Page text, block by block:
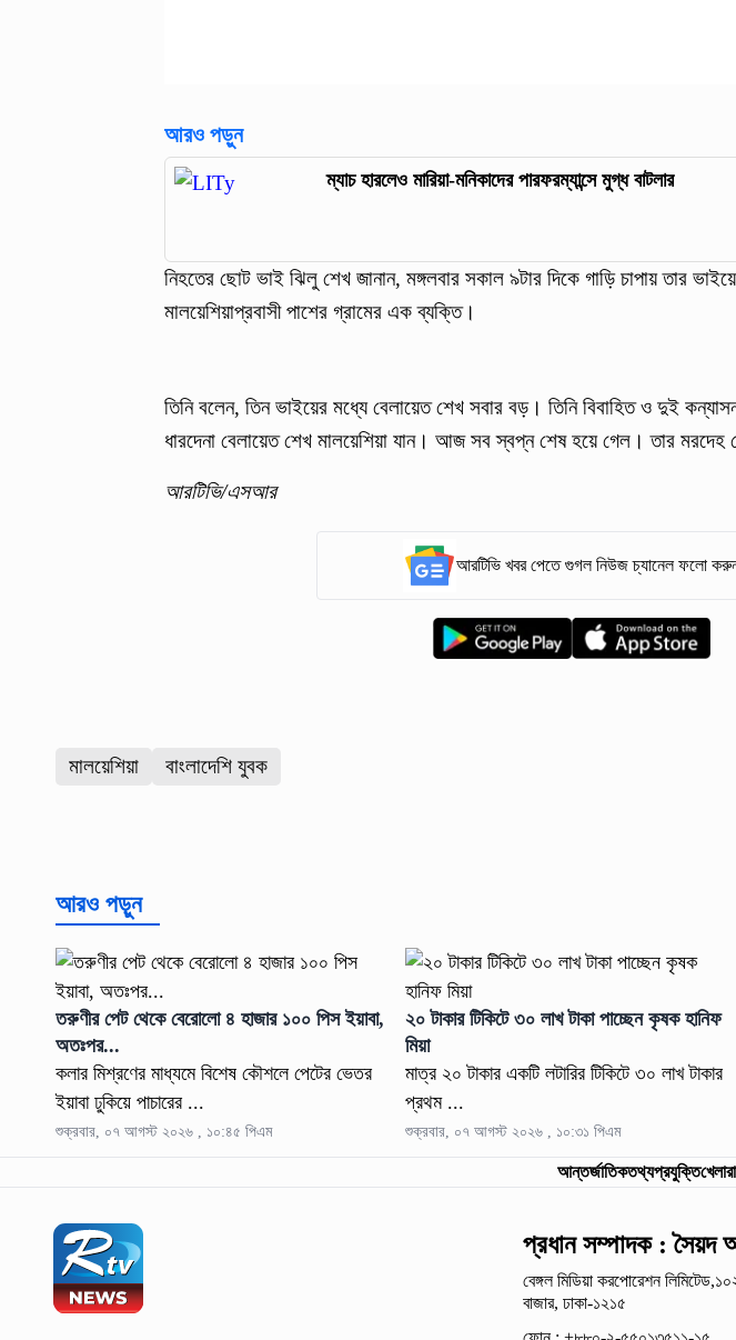
আরও পড়ুন
ম্যাচ হারলেও মারিয়া-মনিকাদের পারফরম্যান্সে মুগ্ধ বাটলার
নিহতের ছোট ভাই ঝিলু শেখ জানান, মঙ্গলবার সকাল ৯টার দিকে গাড়ি চাপায় তার
মালয়েশিয়াপ্রবাসী পাশের গ্রামের এক ব্যক্তি।
তিনি বলেন, তিন ভাইয়ের মধ্যে বেলায়েত শেখ সবার বড়। তিনি বিবাহিত ও দুই
ধারদেনা বেলায়েত শেখ মালয়েশিয়া যান। আজ সব স্বপ্ন শেষ হয়ে গেল। তার মরদেহ
আরটিভি/এসআর
আরটিভি খবর পেতে গুগল নিউজ চ্যানেল ফলো
মালয়েশিয়া বাংলাদেশি যুবক
আরও পড়ুন
তরুণীর পেট থেকে বেরোলো ৪ হাজার ১০০ পিস ইয়াবা,
অতঃপর...
কলার মিশ্রণের মাধ্যমে বিশেষ কৌশলে পেটের ভেতর
ইয়াবা ঢুকিয়ে পাচারের ...
শুক্রবার, ০৭ আগস্ট ২০২৬ , ১০:৪৫ পিএম
২০ টাকার টিকিটে ৩০ লাখ টাকা পাচ্ছেন কৃষক হানিফ
মিয়া
মাত্র ২০ টাকার একটি লটারির টিকিটে ৩০ লাখ টাকার
প্রথম ...
শুক্রবার, ০৭ আগস্ট ২০২৬ , ১০:৩১ পিএম
আন্তর্জাতিকতথ্যপ্রযুক্তিখেলা
প্রধান সম্পাদক : সৈয়দ
বেঙ্গল মিডিয়া করপোরেশন
বাজার, ঢাকা-১২১৫